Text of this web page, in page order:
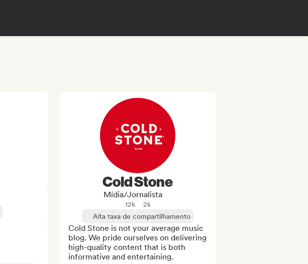
Cold Stone
Mídia/Jornalista
12k
2k
Alta taxa de compartilhamento
Cold Stone is not your average music
blog. We pride ourselves on delivering
high-quality content that is both
informative and entertaining.